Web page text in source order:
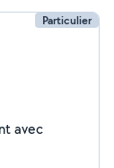
Particulier
avec